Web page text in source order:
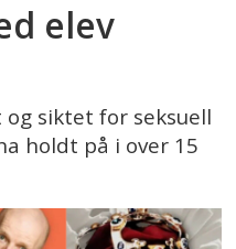
elev
siktet for seksuell
holdt på i over 15